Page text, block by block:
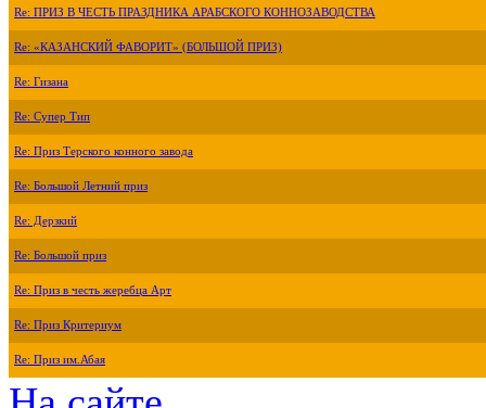
Re: ПРИЗ В ЧЕСТЬ ПРАЗДНИКА АРАБСКОГО КОННОЗАВОДСТВА
Re: «КАЗАНСКИЙ ФАВОРИТ» (БОЛЬШОЙ ПРИЗ)
Re: Гизана
Re: Супер Тип
Re: Приз Терского конного завода
Re: Большой Летний приз
Re: Дерзкий
Re: Большой приз
Re: Приз в честь жеребца Арт
Re: Приз Критериум
Re: Приз им.Абая